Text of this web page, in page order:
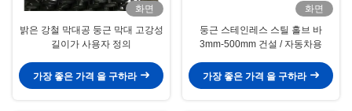
화면
밝은 강철 막대공 둥근 막대 고강성
길이가 사용자 정의
가장 좋은 가격 을 구하라
화면
둥근 스테인레스 스틸 홀브 바
3mm-500mm 건설 / 자동차용
가장 좋은 가격 을 구하라